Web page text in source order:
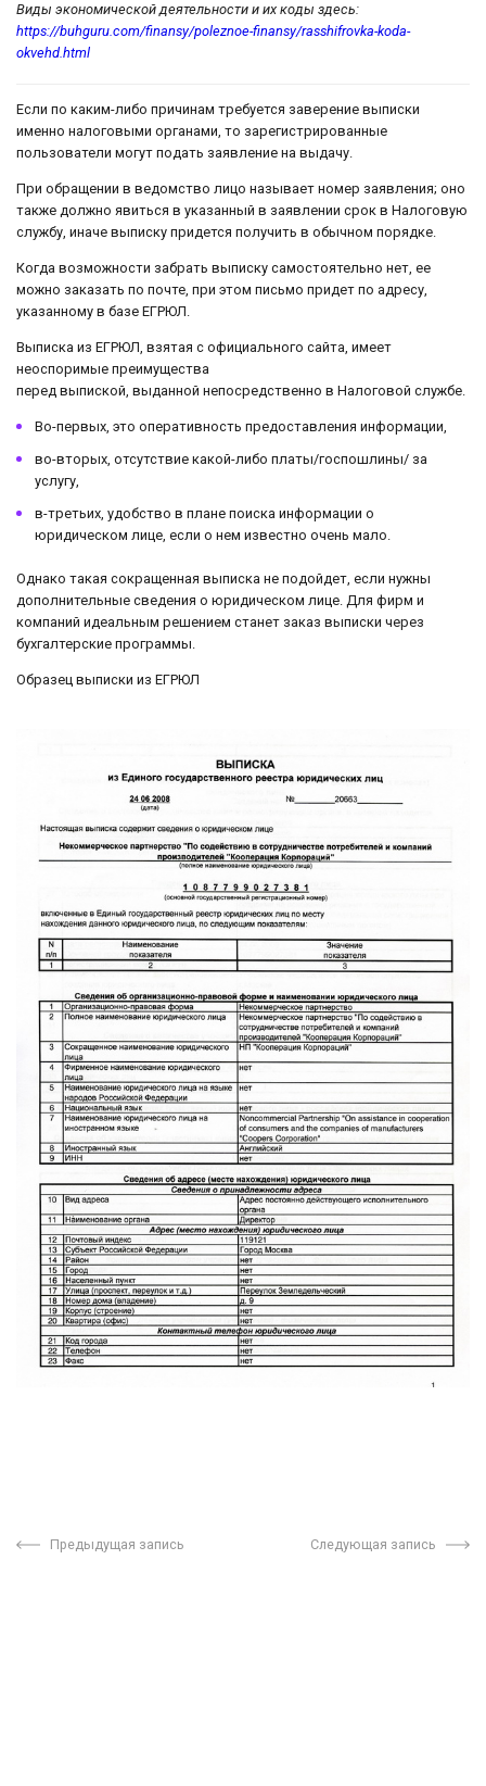
Виды экономической деятельности и их коды здесь:
https://buhguru.com/finansy/poleznoe-finansy/rasshifrovka-koda-
okvehd.html
Если по каким-либо причинам требуется заверение выписки
именно налоговыми органами, то зарегистрированные
пользователи могут подать заявление на выдачу.
При обращении в ведомство лицо называет номер заявления; оно
также должно явиться в указанный в заявлении срок в Налоговую
службу, иначе выписку придется получить в обычном порядке.
Когда возможности забрать выписку самостоятельно нет, ее
можно заказать по почте, при этом письмо придет по адресу,
указанному в базе ЕГРЮЛ.
Выписка из ЕГРЮЛ, взятая с официального сайта, имеет
неоспоримые преимущества
перед выпиской, выданной непосредственно в Налоговой службе.
Во-первых, это оперативность предоставления информации,
во-вторых, отсутствие какой-либо платы/госпошлины/ за
услугу,
в-третьих, удобство в плане поиска информации о
юридическом лице, если о нем известно очень мало.
Однако такая сокращенная выписка не подойдет, если нужны
дополнительные сведения о юридическом лице. Для фирм и
компаний идеальным решением станет заказ выписки через
бухгалтерские программы.
Образец выписки из ЕГРЮЛ
Предыдущая запись Следующая запись